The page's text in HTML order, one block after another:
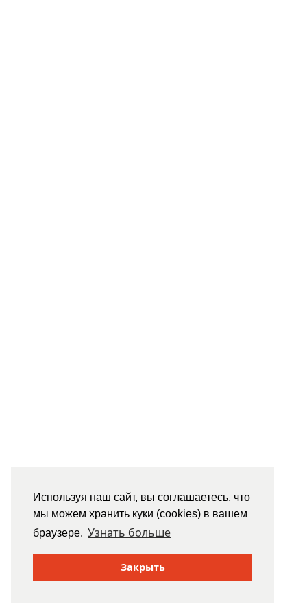
Используя наш сайт, вы соглашаетесь, что
мы можем хранить куки (cookies) в вашем
браузере. Узнать больше
Закрыть